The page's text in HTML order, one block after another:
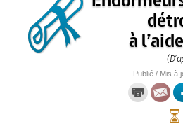
à
Publié / Mis à